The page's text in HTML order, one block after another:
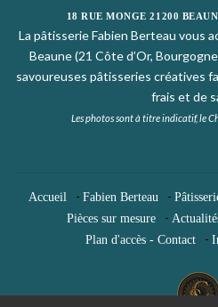
18 RUE MONGE 21200
La pâtisserie Fabien Berteau vous
Beaune (21 Côte d’Or,
savoureuses pâtisseries créatives
frais et de
Les photos sont à titre indicatif, le
Accueil - Fabien Berteau -
Pièces sur mesure -
Plan d'accès - Contact -